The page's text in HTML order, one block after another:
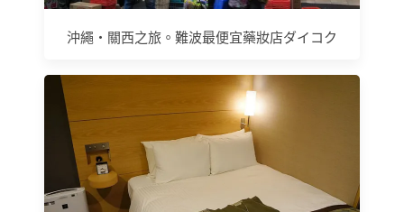
沖繩‧關西之旅。難波最便宜藥妝店ダイコク